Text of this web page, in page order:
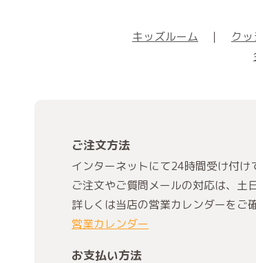
キッズルーム ｜ ク
ご注文方法
インターネットにて24時間受け付け
ご注文やご質問メールの対応は、土
詳しくは当店の営業カレンダーをご
営業カレンダー
お支払い方法